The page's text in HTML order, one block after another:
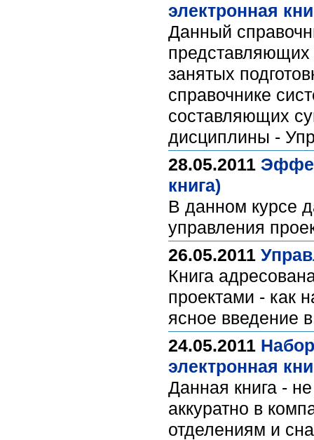
электронная
Данный
представляющих
занятых
справочнике
составляющих
дисциплины -
28.05.2011
книга)
В данном курсе
управления
26.05.2011
Книга
проектами - как
ясное введение
24.05.2011
электронная
Данная книга -
аккуратно в
отделениям и